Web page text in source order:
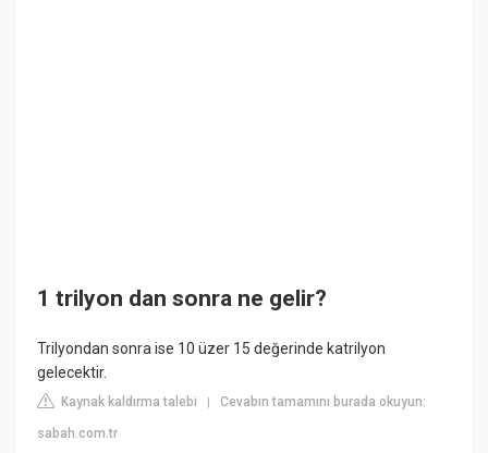
1 trilyon dan sonra ne gelir?
Trilyondan sonra ise 10 üzer 15 değerinde katrilyon
gelecektir.
Kaynak kaldırma talebi |Cevabın tamamını burada okuyun:
sabah.com.tr